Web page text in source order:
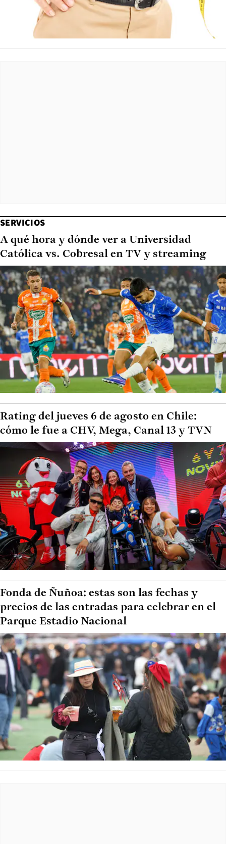
SERVICIOS
A qué hora y dónde ver a Universidad
Católica vs. Cobresal en TV y streaming
Rating del jueves 6 de agosto en Chile:
cómo le fue a CHV, Mega, Canal 13 y TVN
Fonda de Ñuñoa: estas son las fechas y
precios de las entradas para celebrar en el
Parque Estadio Nacional